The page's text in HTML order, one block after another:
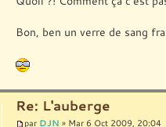
Bon, ben un verre de sang
Re: L'auberge
par DJN » Mar 6 Oct 2009, 20:04